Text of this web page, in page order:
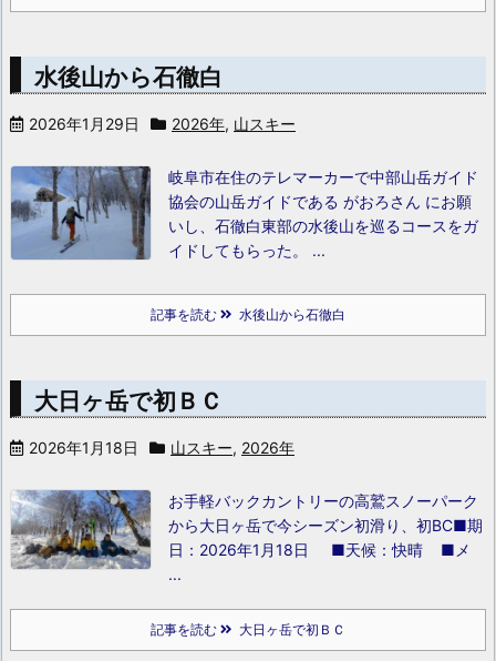
水後山から石徹白
2026年1月29日 2026年, 山スキー
岐阜市在住のテレマーカーで中部山岳ガイド
協会の山岳ガイドである がおろさん にお願
いし、石徹白東部の水後山を巡るコースをガ
イドしてもらった。
...
記事を読む 水後山から石徹白
大日ヶ岳で初ＢＣ
2026年1月18日 山スキー, 2026年
お手軽バックカントリーの高鷲スノーパーク
から大日ヶ岳で今シーズン初滑り、初BC■期
日：2026年1月18日 ■天候：快晴 ■メ
...
記事を読む 大日ヶ岳で初ＢＣ